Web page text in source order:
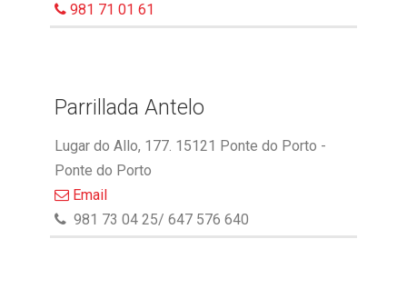
981 71 01 61
Parrillada Antelo
Lugar do Allo, 177. 15121 Ponte do Porto -
Ponte do Porto
Email
981 73 04 25/ 647 576 640